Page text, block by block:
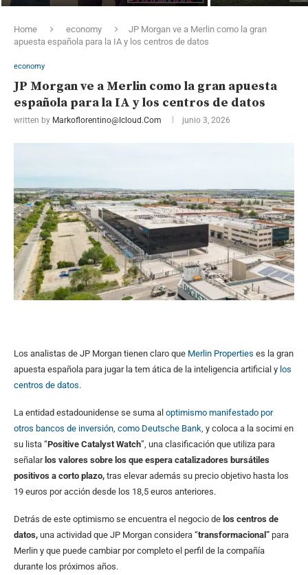
Home economy
JP Morgan ve a Merlin como la gran
apuesta española para la IA y los centros de datos
economy
JP Morgan ve a Merlin como la gran apuesta
española para la IA y los centros de datos
written by Markoflorentino@icloud.com junio 3, 2026
Los analistas de JP Morgan tienen claro que Merlin Properties es la gran
apuesta española para jugar la tem ática de la inteligencia artificial y los
centros de datos.
La entidad estadounidense se suma al optimismo manifestado por
otros bancos de inversión, como Deutsche Bank, y coloca a la socimi en
su lista “Positive Catalyst Watch”, una clasificación que utiliza para
señalar los valores sobre los que espera catalizadores bursátiles
positivos a corto plazo, tras elevar además su precio objetivo hasta los
19 euros por acción desde los 18,5 euros anteriores.
Detrás de este optimismo se encuentra el negocio de los centros de
datos, una actividad que JP Morgan considera “transformacional” para
Merlin y que puede cambiar por completo el perfil de la compañía
durante los próximos años.